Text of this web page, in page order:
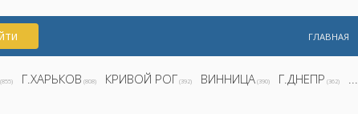
ГЛАВНАЯ
(855) Г.ХАРЬКОВ (808) КРИВОЙ РОГ (392) ВИННИЦА (390) Г.ДНЕПР (362) ...